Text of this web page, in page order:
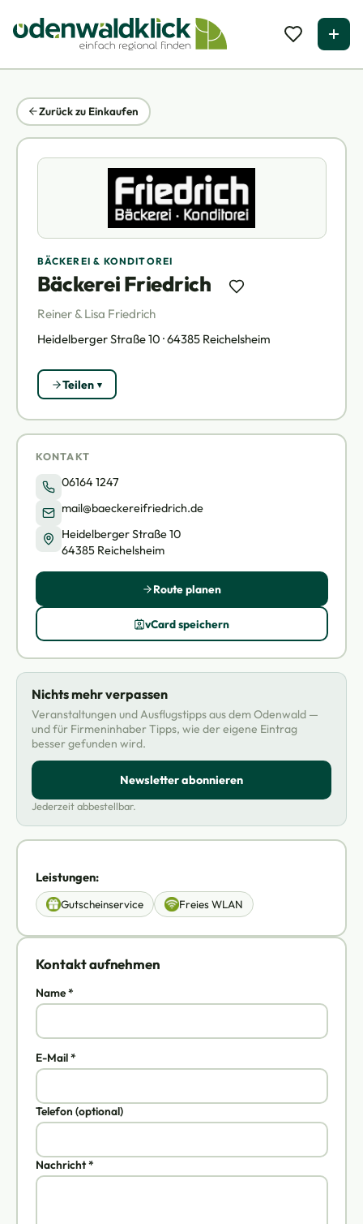
Zurück zu Einkaufen
BÄCKEREI & KONDITOREI
Bäckerei Friedrich
Reiner & Lisa Friedrich
Heidelberger Straße 10 · 64385 Reichelsheim
Teilen
Leistungen:
Gutscheinservice Freies WLAN
Kontakt aufnehmen
Name *
E-Mail *
Telefon (optional)
Nachricht *
KONTAKT
06164 1247
mail@baeckereifriedrich.de
Heidelberger Straße 10
64385 Reichelsheim
Route planen
vCard speichern
Nichts mehr verpassen
Veranstaltungen und Ausflugstipps aus dem Odenwald —
und für Firmeninhaber Tipps, wie der eigene Eintrag
besser gefunden wird.
Newsletter abonnieren
Jederzeit abbestellbar.